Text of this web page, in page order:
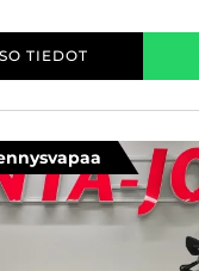
TIEDOT